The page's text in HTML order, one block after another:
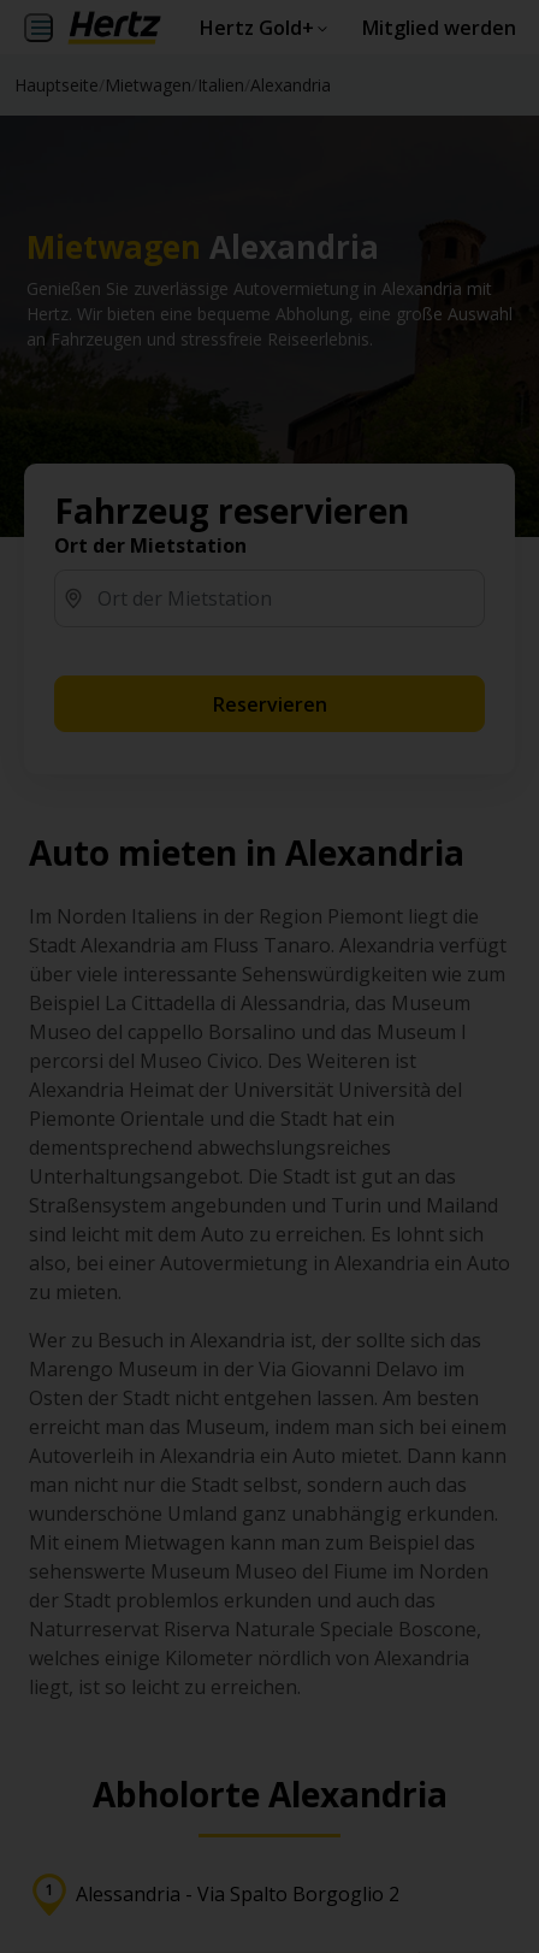
Hertz Gold+ Mitglied werden
Hauptseite Mietwagen Italien Alexandria
Mietwagen Alexandria
Genießen Sie zuverlässige Autovermietung in Alexandria mit
Hertz. Wir bieten eine bequeme Abholung, eine große Auswahl
an Fahrzeugen und stressfreie Reiseerlebnis.
Fahrzeug reservieren
Ort der Mietstation
Reservieren
Auto mieten in Alexandria
Im Norden Italiens in der Region Piemont liegt die
Stadt Alexandria am Fluss Tanaro. Alexandria verfügt
über viele interessante Sehenswürdigkeiten wie zum
Beispiel La Cittadella di Alessandria, das Museum
Museo del cappello Borsalino und das Museum I
percorsi del Museo Civico. Des Weiteren ist
Alexandria Heimat der Universität Università del
Piemonte Orientale und die Stadt hat ein
dementsprechend abwechslungsreiches
Unterhaltungsangebot. Die Stadt ist gut an das
Straßensystem angebunden und Turin und Mailand
sind leicht mit dem Auto zu erreichen. Es lohnt sich
also, bei einer Autovermietung in Alexandria ein Auto
zu mieten.
Wer zu Besuch in Alexandria ist, der sollte sich das
Marengo Museum in der Via Giovanni Delavo im
Osten der Stadt nicht entgehen lassen. Am besten
erreicht man das Museum, indem man sich bei einem
Autoverleih in Alexandria ein Auto mietet. Dann kann
man nicht nur die Stadt selbst, sondern auch das
wunderschöne Umland ganz unabhängig erkunden.
Mit einem Mietwagen kann man zum Beispiel das
sehenswerte Museum Museo del Fiume im Norden
der Stadt problemlos erkunden und auch das
Naturreservat Riserva Naturale Speciale Boscone,
welches einige Kilometer nördlich von Alexandria
liegt, ist so leicht zu erreichen.
Abholorte Alexandria
Alessandria - Via Spalto Borgoglio 2